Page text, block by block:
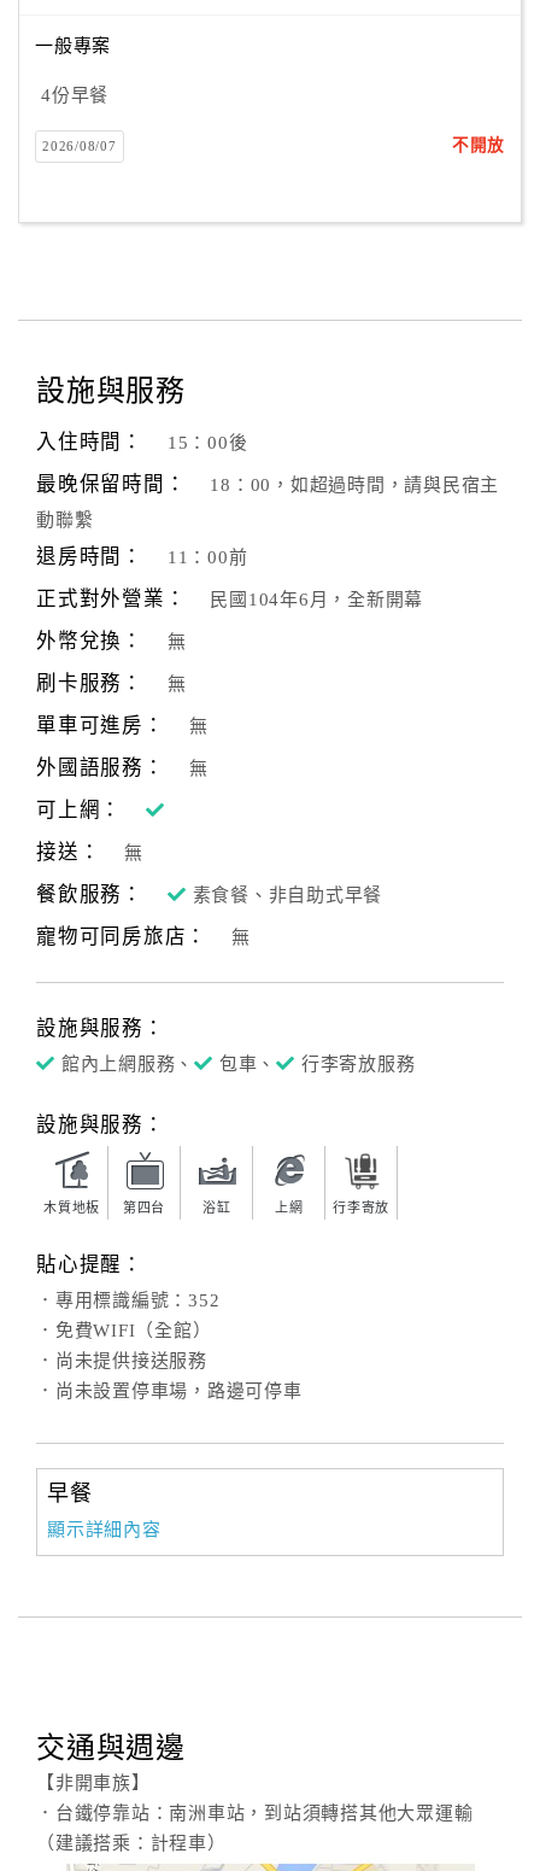
一般專案
4份早餐
2026/08/07 不開放
設施與服務
入住時間： 15：00後
最晚保留時間：
18：00，如超過時間，請與民宿主
動聯繫
退房時間： 11：00前
正式對外營業： 民國104年6月，全新開幕
外幣兌換： 無
刷卡服務： 無
單車可進房： 無
外國語服務： 無
可上網：
接送：
無
餐飲服務： 素食餐、非自助式早餐
寵物可同房旅店： 無
設施與服務：
館內上網服務、 包車、 行李寄放服務
設施與服務：
木質地板 第四台 浴缸 上網 行李寄放
貼心提醒：
．專用標識編號：352
．免費WIFI（全館）
．尚未提供接送服務
．尚未設置停車場，路邊可停車
早餐
顯示詳細內容
交通與週邊
【非開車族】
．台鐵停靠站：南洲車站，到站須轉搭其他大眾運輸
（建議搭乘：計程車）